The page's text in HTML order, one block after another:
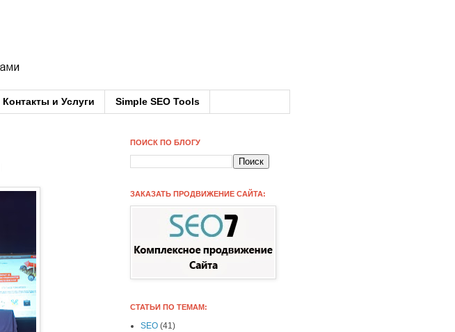
Контакты и Услуги Simple SEO Tools
ПОИСК ПО БЛОГУ
ЗАКАЗАТЬ ПРОДВИЖЕНИЕ САЙТА:
СТАТЬИ ПО ТЕМАМ:
SEO (41)